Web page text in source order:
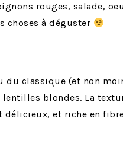
rouges, salade,
choses à déguster
du classique (et non
blondes. La
délicieux, et riche en